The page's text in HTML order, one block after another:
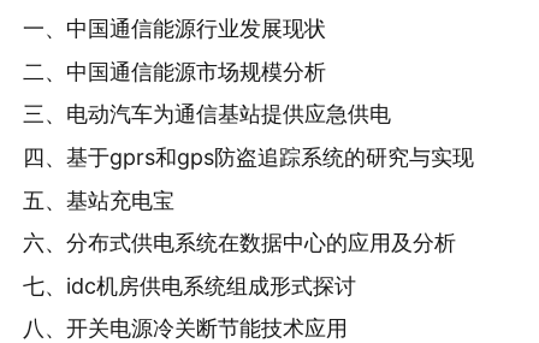
一、中国通信能源行业发展现状
二、中国通信能源市场规模分析
三、电动汽车为通信基站提供应急供电
四、基于gprs和gps防盗追踪系统的研究与实现
五、基站充电宝
六、分布式供电系统在数据中心的应用及分析
七、idc机房供电系统组成形式探讨
八、开关电源冷关断节能技术应用